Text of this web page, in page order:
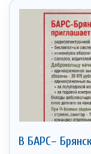
В БАРС–